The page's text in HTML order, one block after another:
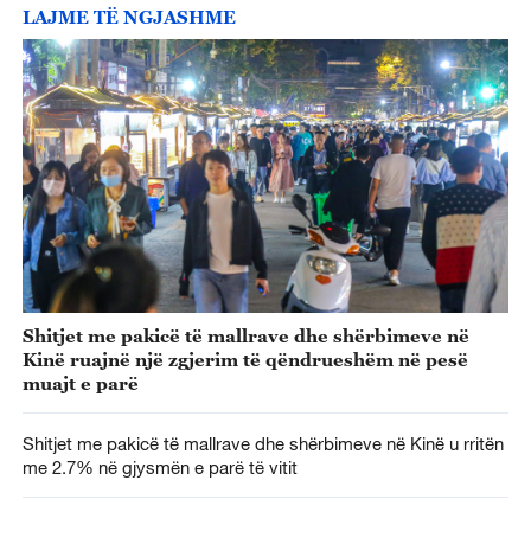
LAJME TË NGJASHME
Shitjet me pakicë të mallrave dhe shërbimeve në
Kinë ruajnë një zgjerim të qëndrueshëm në pesë
muajt e parë
Shitjet me pakicë të mallrave dhe shërbimeve në Kinë u rritën
me 2.7% në gjysmën e parë të vitit